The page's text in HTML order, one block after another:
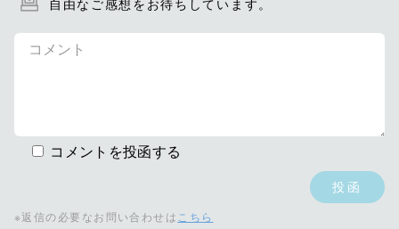
自由なご感想をお待ちしています。
コメントを投函する
※返信の必要なお問い合わせは こちら